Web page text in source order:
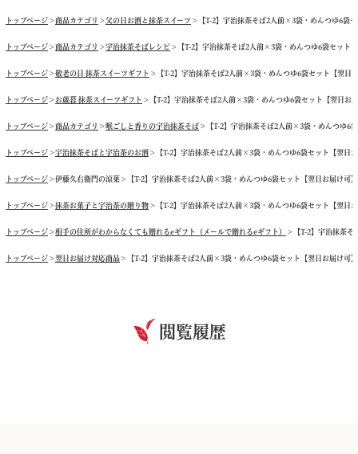
トップページ 商品カテゴリ 父の日お酒と抹茶スイーツ 【T-2】宇治抹茶そば2人前×3袋・めんつゆ6袋
トップページ 商品カテゴリ 宇治抹茶そばレシピ 【T-2】宇治抹茶そば2人前×3袋・めんつゆ6袋セット
トップページ 敬老の日 抹茶スイーツギフト 【T-2】宇治抹茶そば2人前×3袋・めんつゆ6袋セット【翌
トップページ お歳暮 抹茶スイーツギフト 【T-2】宇治抹茶そば2人前×3袋・めんつゆ6袋セット【翌日
トップページ 商品カテゴリ 喉ごしと香りの宇治抹茶そば 【T-2】宇治抹茶そば2人前×3袋・めんつゆ6
トップページ 宇治抹茶そばと宇治茶のお酒 【T-2】宇治抹茶そば2人前×3袋・めんつゆ6袋セット【翌日
トップページ 伊藤久右衛門の涼菓 【T-2】宇治抹茶そば2人前×3袋・めんつゆ6袋セット【翌日お届け
トップページ 抹茶お菓子と宇治茶の贈り物 【T-2】宇治抹茶そば2人前×3袋・めんつゆ6袋セット【翌日
トップページ 相手の住所がわからなくても贈れるeギフト（メールで贈れるeギフト） 【T-2】宇治抹茶
トップページ 翌日お届け対応商品 【T-2】宇治抹茶そば2人前×3袋・めんつゆ6袋セット【翌日お届け
閲覧履歴